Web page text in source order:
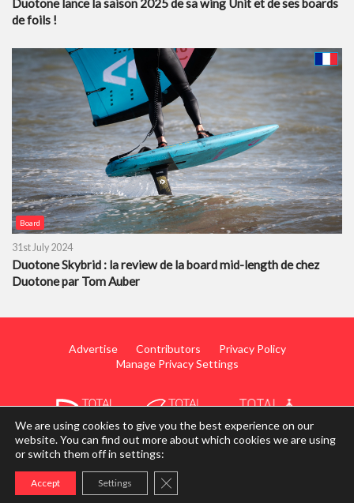
Duotone lance la saison 2025 de sa wing Unit et de ses boards
de foils !
Board
31st July 2024
Duotone Skybrid : la review de la board mid-length de chez
Duotone par Tom Auber
Advertise Contributors
Privacy Policy
Manage Privacy Settings
© 2014 - 2026 TotalWing. Edited & Translated by
We are using cookies to give you the best experience on our
website. You can find out more about which cookies we are using
or switch them off in settings:
Accept Settings Close GDPR Cookie Banner